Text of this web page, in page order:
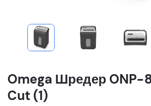
Omega Шредер ONP-
Cut (1)